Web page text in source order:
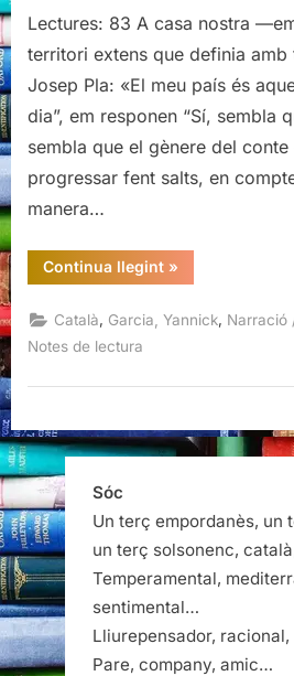
nostra
vida
Yannick
Garcia
Lectures: 83 A casa nostra
territori extens que definia amb
Josep Pla: «El meu país és
dia”, em responen “Sí, sembla
sembla que el gènere del
progressar fent salts, en
manera…
Continua llegint“La
nostra
vertical,
Yannick
»
Català, Garcia, Yannick, Narració
Notes de lectura
Sóc
Un terç empordanès, un
un terç solsonenc,
Temperamental,
sentimental…
Lliurepensador,
Pare, company, amic…